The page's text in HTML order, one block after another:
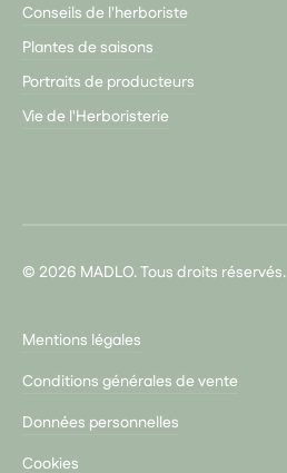
Conseils de l'herboriste
Plantes de saisons
Portraits de producteurs
Vie de l'Herboristerie
© 2026 MADLO. Tous droits réservés.
Mentions légales
Conditions générales de vente
Données personnelles
Cookies